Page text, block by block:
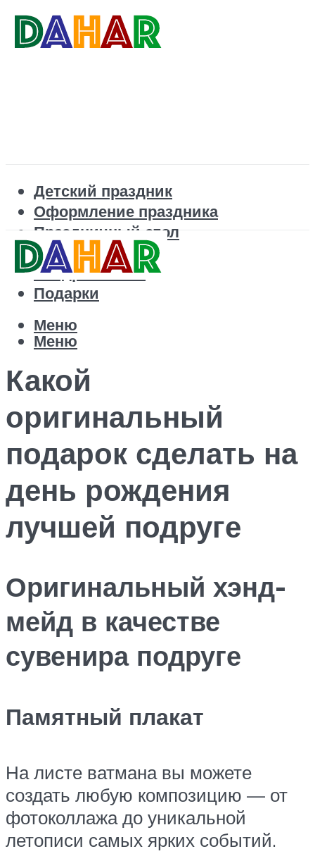
Детский праздник
Оформление праздника
Праздничный стол
Корпоратив
Поздравления
Подарки
Меню
Меню
Какой
оригинальный
подарок сделать на
день рождения
лучшей подруге
Оригинальный хэнд-
мейд в качестве
сувенира подруге
Памятный плакат
На листе ватмана вы можете
создать любую композицию — от
фотоколлажа до уникальной
летописи самых ярких событий.